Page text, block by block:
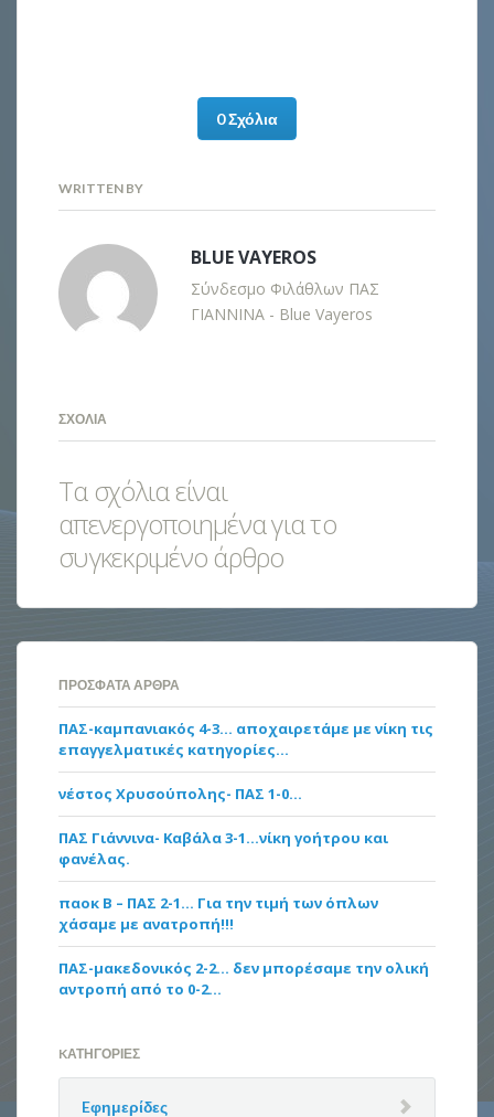
0 Σχόλια
WRITTEN BY
BLUE VAYEROS
Σύνδεσμο Φιλάθλων ΠΑΣ
ΓΙΑΝΝΙΝΑ - Blue Vayeros
ΣΧΌΛΙΑ
Τα σχόλια είναι
απενεργοποιημένα για το
συγκεκριμένο άρθρο
ΠΡΌΣΦΑΤΑ ΆΡΘΡΑ
ΠΑΣ-καμπανιακός 4-3… αποχαιρετάμε με νίκη τις
επαγγελματικές κατηγορίες…
νέστος Χρυσούπολης- ΠΑΣ 1-0…
ΠΑΣ Γιάννινα- Καβάλα 3-1…νίκη γοήτρου και
φανέλας.
παοκ Β – ΠΑΣ 2-1… Για την τιμή των όπλων
χάσαμε με ανατροπή!!!
ΠΑΣ-μακεδονικός 2-2… δεν μπορέσαμε την ολική
αντροπή από το 0-2…
KΑΤΗΓΟΡΊΕΣ
Eφημερίδες